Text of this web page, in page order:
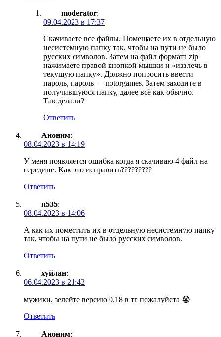
moderator:
09.04.2023 в 17:37
Скачиваете все файлы. Помещаете их в отдельную
несистемную папку так, чтобы на пути не было
русских символов. Затем на файл формата zip
нажимаете правой кнопкой мышки и «извлечь в
текущую папку». Должно попросить ввести
пароль, пароль — notorgames. Затем заходите в
получившуюся папку, далее всё как обычно.
Так делали?
Ответить
Аноним:
08.04.2023 в 14:19
У меня появляется ошибка когда я скачиваю 4 файл на
середине. Как это исправить?????????
Ответить
п535:
08.04.2023 в 14:06
А как их поместить их в отдельную несистемную папку
так, чтобы на пути не было русских символов.
Ответить
хуйлан:
06.04.2023 в 21:42
мужики, зелейте версию 0.18 в тг пожалуйста 😭
Ответить
Аноним: